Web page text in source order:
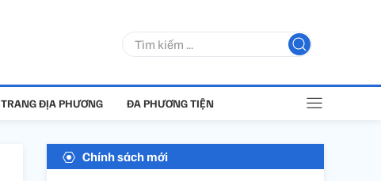
TRANG ĐỊA PHƯƠNG ĐA PHƯƠNG TIỆN
Chính sách mới